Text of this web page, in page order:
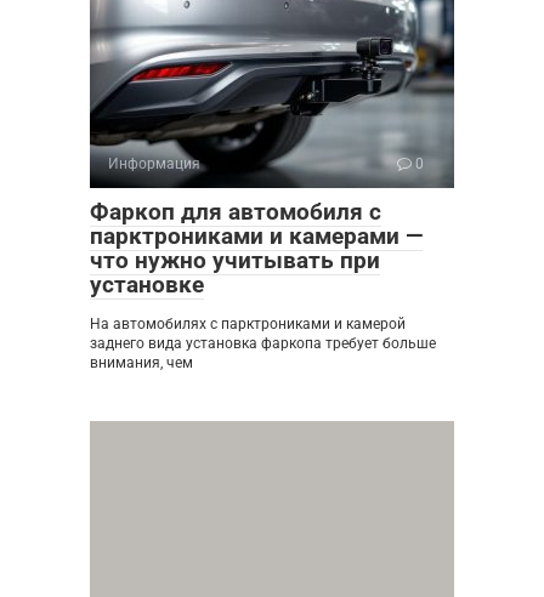
Информация 0
Фаркоп для автомобиля с
парктрониками и камерами —
что нужно учитывать при
установке
На автомобилях с парктрониками и камерой
заднего вида установка фаркопа требует больше
внимания, чем